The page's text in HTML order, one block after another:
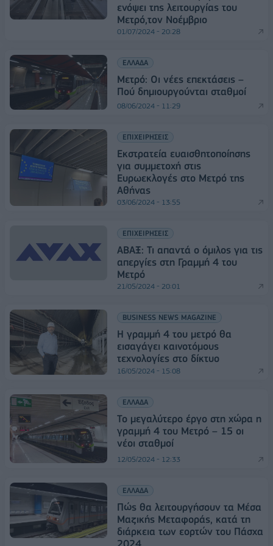
ενόψει της λειτουργίας του
Μετρό,τον Νοέμβριο
01/07/2024 - 20:28
ΕΛΛΑΔΑ
Μετρό: Οι νέες επεκτάσεις –
Πού δημιουργούνται σταθμοί
08/06/2024 - 11:29
ΕΠΙΧΕΙΡΗΣΕΙΣ
Εκστρατεία ευαισθητοποίησης
για συμμετοχή στις
Ευρωεκλογές στο Μετρό της
Αθήνας
03/06/2024 - 13:55
ΕΠΙΧΕΙΡΗΣΕΙΣ
ΑΒΑΞ: Τι απαντά ο όμιλος για τις
απεργίες στη Γραμμή 4 του
Μετρό
21/05/2024 - 20:01
BUSINESS NEWS MAGAZINE
Η γραμμή 4 του μετρό θα
εισαγάγει καινοτόμους
τεχνολογίες στο δίκτυο
16/05/2024 - 15:08
ΕΛΛΑΔΑ
Το μεγαλύτερο έργο στη χώρα η
γραμμή 4 του Μετρό – 15 οι
νέοι σταθμοί
12/05/2024 - 12:33
ΕΛΛΑΔΑ
Πώς θα λειτουργήσουν τα Μέσα
Μαζικής Μεταφοράς, κατά τη
διάρκεια των εορτών του Πάσχα